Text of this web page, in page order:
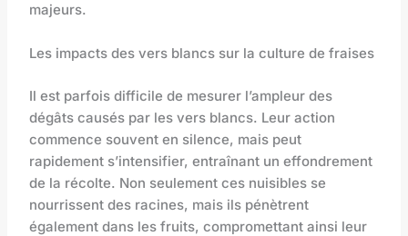
majeurs.
Les impacts des vers blancs sur la culture de fraises
Il est parfois difficile de mesurer l’ampleur des
dégâts causés par les vers blancs. Leur action
commence souvent en silence, mais peut
rapidement s’intensifier, entraînant un effondrement
de la récolte. Non seulement ces nuisibles se
nourrissent des racines, mais ils pénètrent
également dans les fruits, compromettant ainsi leur